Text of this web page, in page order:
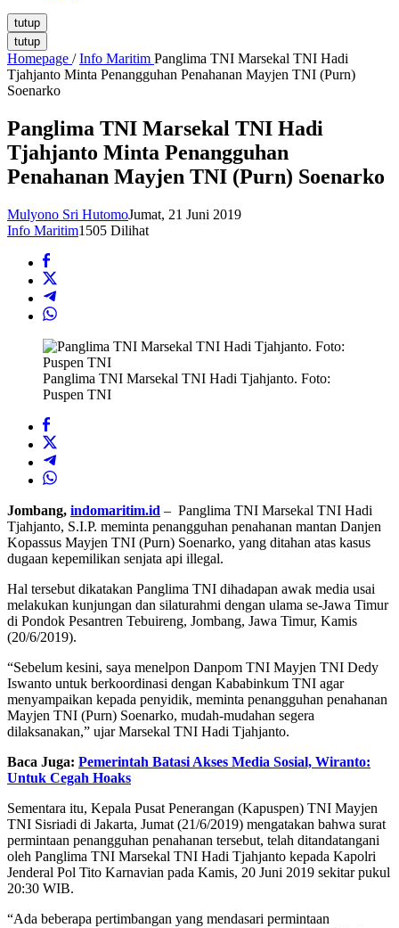
tutup
tutup
Homepage / Info Maritim Panglima TNI Marsekal TNI Hadi
Tjahjanto Minta Penangguhan Penahanan Mayjen TNI (Purn)
Soenarko
Panglima TNI Marsekal TNI Hadi
Tjahjanto Minta Penangguhan
Penahanan Mayjen TNI (Purn) Soenarko
Mulyono Sri HutomoJumat, 21 Juni 2019
Info Maritim1505 Dilihat
Panglima TNI Marsekal TNI Hadi Tjahjanto. Foto:
Puspen TNI
Jombang, indomaritim.id – Panglima TNI Marsekal TNI Hadi
Tjahjanto, S.I.P. meminta penangguhan penahanan mantan Danjen
Kopassus Mayjen TNI (Purn) Soenarko, yang ditahan atas kasus
dugaan kepemilikan senjata api illegal.
Hal tersebut dikatakan Panglima TNI dihadapan awak media usai
melakukan kunjungan dan silaturahmi dengan ulama se-Jawa Timur
di Pondok Pesantren Tebuireng, Jombang, Jawa Timur, Kamis
(20/6/2019).
“Sebelum kesini, saya menelpon Danpom TNI Mayjen TNI Dedy
Iswanto untuk berkoordinasi dengan Kababinkum TNI agar
menyampaikan kepada penyidik, meminta penangguhan penahanan
Mayjen TNI (Purn) Soenarko, mudah-mudahan segera
dilaksanakan,” ujar Marsekal TNI Hadi Tjahjanto.
Baca Juga: Pemerintah Batasi Akses Media Sosial, Wiranto:
Untuk Cegah Hoaks
Sementara itu, Kepala Pusat Penerangan (Kapuspen) TNI Mayjen
TNI Sisriadi di Jakarta, Jumat (21/6/2019) mengatakan bahwa surat
permintaan penangguhan penahanan tersebut, telah ditandatangani
oleh Panglima TNI Marsekal TNI Hadi Tjahjanto kepada Kapolri
Jenderal Pol Tito Karnavian pada Kamis, 20 Juni 2019 sekitar pukul
20:30 WIB.
“Ada beberapa pertimbangan yang mendasari permintaan